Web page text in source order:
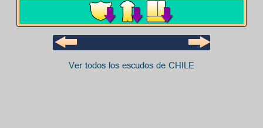
Ver todos los escudos de CHILE